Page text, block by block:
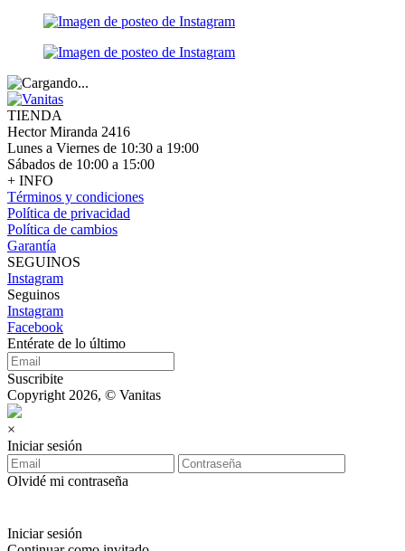
TIENDA
Hector Miranda 2416
Lunes a Viernes de 10:30 a 19:00
Sábados de 10:00 a 15:00
+ INFO
Términos y condiciones
Política de privacidad
Política de cambios
Garantía
SEGUINOS
Instagram
Seguinos
Instagram
Facebook
Entérate de lo último
Suscribite
Copyright 2026, © Vanitas
×
Iniciar sesión
Olvidé mi contraseña
Iniciar sesión